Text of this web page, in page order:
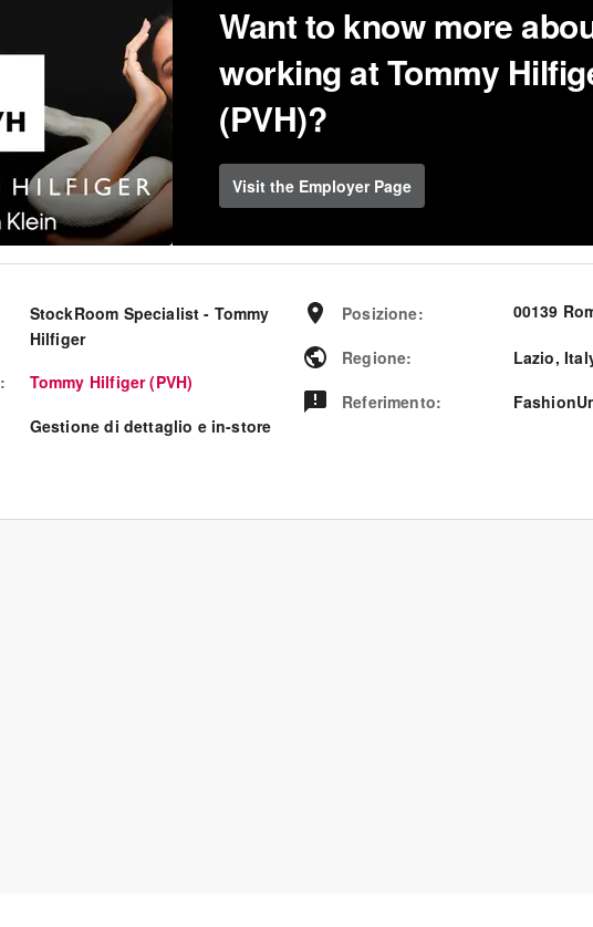
Want to know more
working at Tommy
(PVH)?
Visit the Employer Page
StockRoom Specialist - Tommy
Hilfiger
:
Tommy Hilfiger (PVH)
Gestione di dettaglio e in-store
Posizione: 00139
Regione: Lazio,
Referimento: